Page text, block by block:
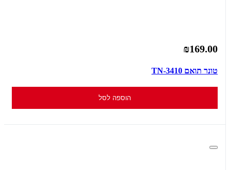
₪169.00
טונר תואם TN-3410
הוספה לסל